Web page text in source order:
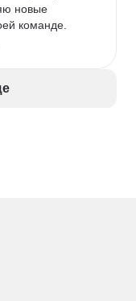
новые
команде.